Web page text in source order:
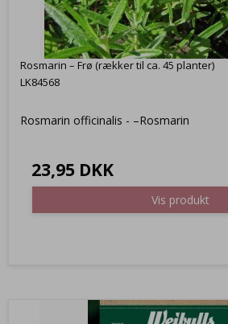
Rosmarin – Frø (rækker til ca. 45 planter)
LK84568
Rosmarin officinalis - –Rosmarin
23,95 DKK
Vis produkt